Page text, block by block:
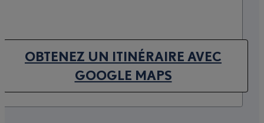
OBTENEZ UN ITINÉRAIRE AVEC
GOOGLE MAPS(OPENS IN NEW TAB)